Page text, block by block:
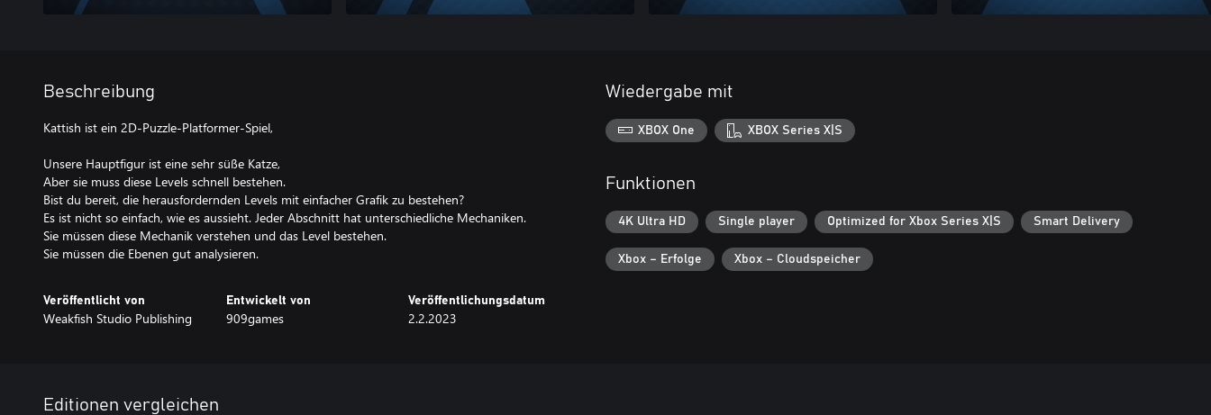
Beschreibung
Kattish ist ein 2D-Puzzle-Platformer-Spiel,
Unsere Hauptfigur ist eine sehr süße Katze,
Aber sie muss diese Levels schnell bestehen.
Bist du bereit, die herausfordernden Levels mit einfacher Grafik zu bestehen?
Es ist nicht so einfach, wie es aussieht. Jeder Abschnitt hat unterschiedliche Mechaniken.
Sie müssen diese Mechanik verstehen und das Level bestehen.
Sie müssen die Ebenen gut analysieren.
Veröffentlicht von
Weakfish Studio Publishing
Entwickelt von
909games
Veröffentlichungsdatum
2.2.2023
Wiedergabe mit
XBOX One XBOX Series X|S
Funktionen
4K Ultra HD Single player Optimized for Xbox Series X|S Smart Delivery
Xbox – Erfolge Xbox – Cloudspeicher
Editionen vergleichen